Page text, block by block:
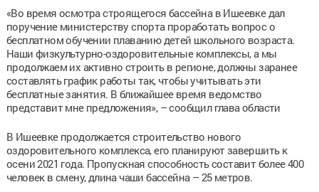
«Во время осмотра строящегося бассейна в Ишеевке дал
поручение министерству спорта проработать вопрос о
бесплатном обучении плаванию детей школьного возраста.
Наши физкультурно-оздоровительные комплексы, а мы
продолжаем их активно строить в регионе, должны заранее
составлять график работы так, чтобы учитывать эти
бесплатные занятия. В ближайшее время ведомство
представит мне предложения», – сообщил глава области
В Ишеевке продолжается строительство нового
оздоровительного комплекса, его планируют завершить к
осени 2021 года. Пропускная способность составит более 400
человек в смену, длина чаши бассейна – 25 метров.